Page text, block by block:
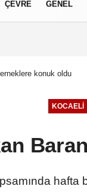
Gizlilik İlkeleri
ÇEVRE GENEL
konuk oldu
KOCAELI